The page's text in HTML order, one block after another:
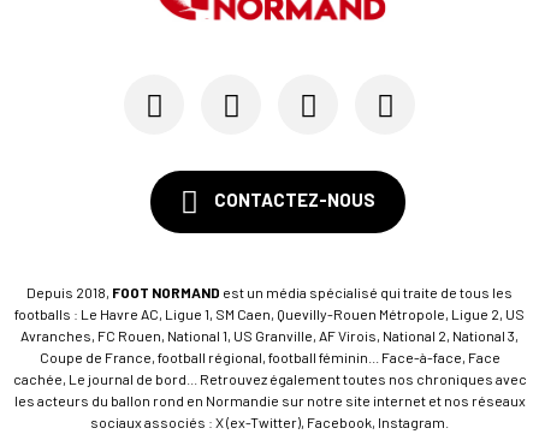
CONTACTEZ-NOUS
Depuis 2018, FOOT NORMAND est un média spécialisé qui traite de tous les
footballs : Le Havre AC, Ligue 1, SM Caen, Quevilly-Rouen Métropole, Ligue 2, US
Avranches, FC Rouen, National 1, US Granville, AF Virois, National 2, National 3,
Coupe de France, football régional, football féminin... Face-à-face, Face
cachée, Le journal de bord... Retrouvez également toutes nos chroniques avec
les acteurs du ballon rond en Normandie sur notre site internet et nos réseaux
sociaux associés : X (ex-Twitter), Facebook, Instagram.